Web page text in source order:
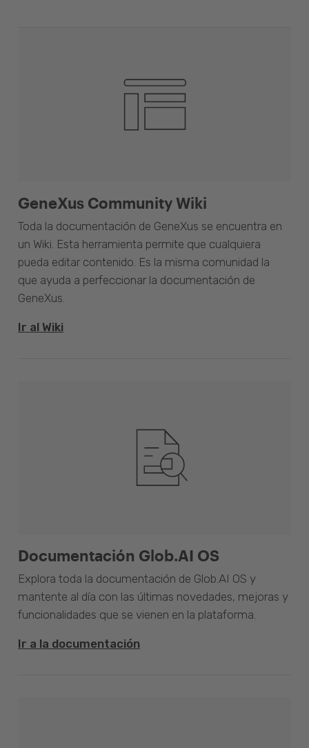
GeneXus Community Wiki
Toda la documentación de GeneXus se encuentra en
un Wiki. Esta herramienta permite que cualquiera
pueda editar contenido. Es la misma comunidad la
que ayuda a perfeccionar la documentación de
GeneXus.
Ir al Wiki
Documentación Glob.AI OS
Explora toda la documentación de Glob.AI OS y
mantente al día con las últimas novedades, mejoras y
funcionalidades que se vienen en la plataforma.
Ir a la documentación